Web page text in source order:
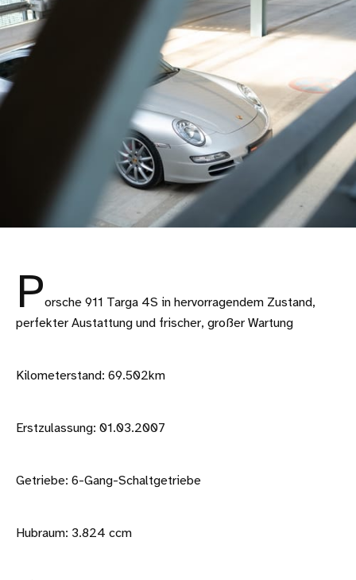
Porsche 911 Targa 4S in hervorragendem Zustand,
perfekter Austattung und frischer, großer Wartung
Kilometerstand: 69.502km
Erstzulassung: 01.03.2007
Getriebe: 6-Gang-Schaltgetriebe
Hubraum: 3.824 ccm